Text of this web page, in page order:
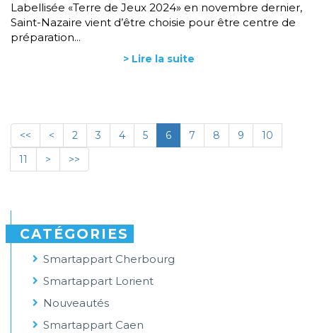
Labellisée «Terre de Jeux 2024» en novembre dernier,
Saint-Nazaire vient d’être choisie pour être centre de
préparation...
> Lire la suite
<< < 2 3 4 5 6 7 8 9
10
11
> >>
CATÉGORIES
Smartappart Cherbourg
Smartappart Lorient
Nouveautés
Smartappart Caen